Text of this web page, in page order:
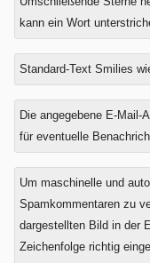
kann ein Wort
Standard-Text Smilies
Was
ist
Drei
plus
Die angegebene E-Mail-
für eventuelle
Um maschinelle und
Spamkommentaren zu
dargestellten Bild in der
Zeichenfolge richtig